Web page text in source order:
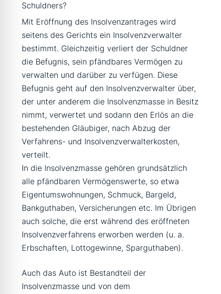
Schuldners?
Mit Eröffnung des Insolvenzantrages wird
seitens des Gerichts ein Insolvenzverwalter
bestimmt. Gleichzeitig verliert der Schuldner
die Befugnis, sein pfändbares Vermögen zu
verwalten und darüber zu verfügen. Diese
Befugnis geht auf den Insolvenzverwalter über,
der unter anderem die Insolvenzmasse in Besitz
nimmt, verwertet und sodann den Erlös an die
bestehenden Gläubiger, nach Abzug der
Verfahrens- und Insolvenzverwalterkosten,
verteilt.
In die Insolvenzmasse gehören grundsätzlich
alle pfändbaren Vermögenswerte, so etwa
Eigentumswohnungen, Schmuck, Bargeld,
Bankguthaben, Versicherungen etc. Im Übrigen
auch solche, die erst während des eröffneten
Insolvenzverfahrens erworben werden (u. a.
Erbschaften, Lottogewinne, Sparguthaben).
Auch das Auto ist Bestandteil der
Insolvenzmasse und von dem